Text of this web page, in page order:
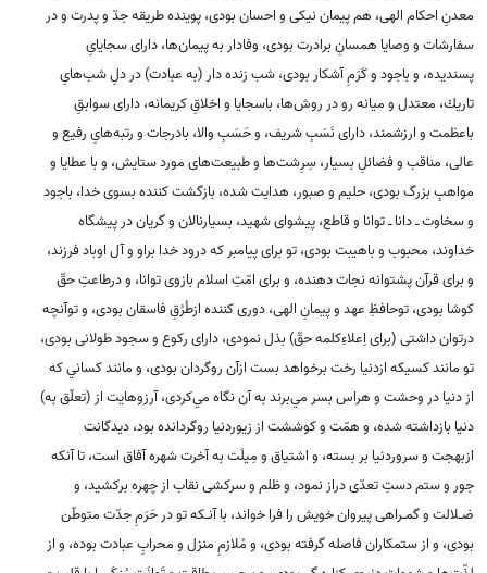
معدنِ احكام الهى، هم پيمان نيكى و احسان بودى، پوينده طريقه جدّ و پدرت و در
سفارشات و وصايا همسانِ برادرت بودى، وفادار به پيمان‌‍‌ها، داراى سجاياىِ
پسنديده، و باجود و كَرَمِ آشكار بودى، شب زنده دار (به عبادت) در دلِ شب‌هاىِ
تاريك، معتدل و ميانه رو در روش‌ها، باسجايا و اخلاقِ كريمانه، داراى سوابقِ
باعظمت و ارزشمند، داراى نَسَبِ شريف، و حَسَبِ والا، بادرجات و رتبه‌هاىِ رفيع و
عالى، مناقب و فضائلِ بسيار، سِرِشت‌ها و طبيعت‌هاى مورد ستايش، و با عطايا و
مواهبِ بزرگ بودى، حليم‌ و صبور، هدايت شده، بازگشت كننده بسوى خدا، باجود
و سخاوت ـ دانا ـ توانا و قاطع، پيشواى شهيد، بسيارنالان و گريان در پيشگاه
خداوند، محبوب و باهيبت بودى، تو براى پيامبر كه درود خدا براو و آل اوباد فرزند،
و براى قرآن پشتوانه نجات دهنده، و براى امّتِ اسلام بازوى توانا، و درطاعتِ حقّ
كوشا بودى، توحافظِ عهد و پيمانِ الهى، دورى كننده ازطُرُقِ فاسقان بودى، و توآنچه
درتوان داشتى (براى اِعلاءِكلمه حقّ) بذل نمودى، داراى ركوع و سجود طولانى بودى،
تو مانند كسيكه ازدنيا رخت برخواهد بست ازآن روگردان بودى، و مانند كساني كه
از دنيا در وحشت و هراس بسر مي‌برند به آن نگاه مي‌كردى، آرزوهايت از (تعلّق به)
دنيا بازداشته شده، و همّت و كوششت از زيوردنيا روگردانده بود، ديدگانت
ازبهجت و سروردنيا بر بسته، و اشتياق و مِيلَت به آخرت شهره آفاق است، تا آنكه
جور و ستم دستِ تعدّى دراز نمود، و ظلم و سركشى نقاب از چهره بركشيد، و
ضـلالت و گمـراهى پيروان خويش را فرا خواند، با آنـكه تو در حَرَمِ جدّت متوطّن
بودى، و از ستمكاران فاصله گرفته بودى، و مُلازمِ منزل و محرابِ عبادت بوده، و از